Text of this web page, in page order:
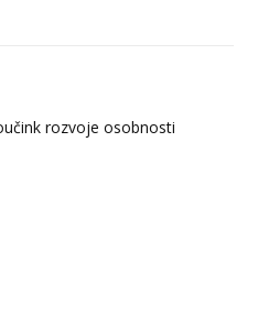
rozvoje osobnosti